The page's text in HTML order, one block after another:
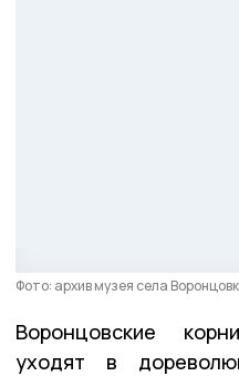
Фото: архив музея села
Воронцовские
уходят в